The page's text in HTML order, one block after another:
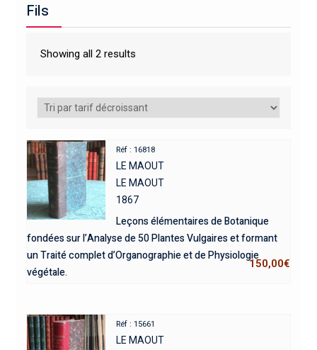
Fils
Showing all 2 results
Réf : 16818
LE MAOUT
LE MAOUT
1867
Leçons élémentaires de Botanique
fondées sur l’Analyse de 50 Plantes Vulgaires et formant
un Traité complet d’Organographie et de Physiologie
végétale.
150,00€
Réf : 15661
LE MAOUT